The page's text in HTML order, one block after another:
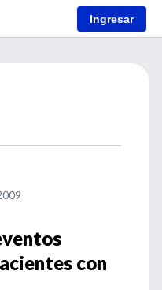
Ingresar
con